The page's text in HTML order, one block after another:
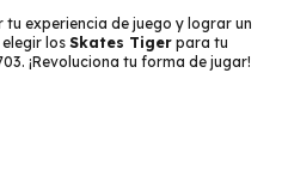
tu experiencia de juego y lograr un
los Skates Tiger para tu
¡Revoluciona tu forma de jugar!